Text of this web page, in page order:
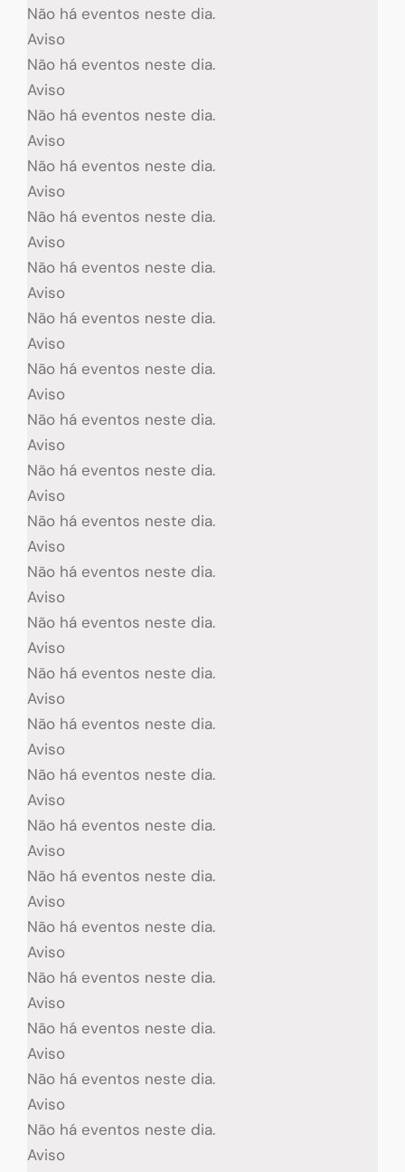
Não há eventos neste dia.
Aviso
Não há eventos neste dia.
Aviso
Não há eventos neste dia.
Aviso
Não há eventos neste dia.
Aviso
Não há eventos neste dia.
Aviso
Não há eventos neste dia.
Aviso
Não há eventos neste dia.
Aviso
Não há eventos neste dia.
Aviso
Não há eventos neste dia.
Aviso
Não há eventos neste dia.
Aviso
Não há eventos neste dia.
Aviso
Não há eventos neste dia.
Aviso
Não há eventos neste dia.
Aviso
Não há eventos neste dia.
Aviso
Não há eventos neste dia.
Aviso
Não há eventos neste dia.
Aviso
Não há eventos neste dia.
Aviso
Não há eventos neste dia.
Aviso
Não há eventos neste dia.
Aviso
Não há eventos neste dia.
Aviso
Não há eventos neste dia.
Aviso
Não há eventos neste dia.
Aviso
Não há eventos neste dia.
Aviso